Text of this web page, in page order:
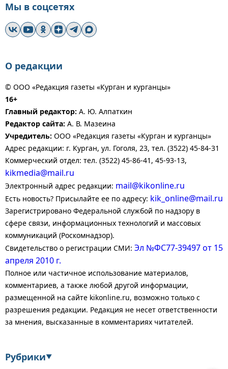
Мы в соцсетях
О редакции
© ООО «Редакция газеты «Курган и курганцы»
16+
Главный редактор: А. Ю. Алпаткин
Редактор сайта: А. В. Мазеина
Учредитель: ООО «Редакция газеты «Курган и курганцы»
Адрес редакции: г. Курган, ул. Гоголя, 23, тел. (3522) 45-84-31
Коммерческий отдел: тел. (3522) 45-86-41, 45-93-13,
kikmedia@mail.ru
Электронный адрес редакции: mail@kikonline.ru
Есть новость? Присылайте ее по адресу: kik_online@mail.ru
Зарегистрировано Федеральной службой по надзору в
сфере связи, информационных технологий и массовых
коммуникаций (Роскомнадзор).
Свидетельство о регистрации СМИ: Эл №ФС77-39497 от 15
апреля 2010 г.
Полное или частичное использование материалов,
комментариев, а также любой другой информации,
размещенной на сайте kikonline.ru, возможно только с
разрешения редакции. Редакция не несет ответственности
за мнения, высказанные в комментариях читателей.
Рубрики▼